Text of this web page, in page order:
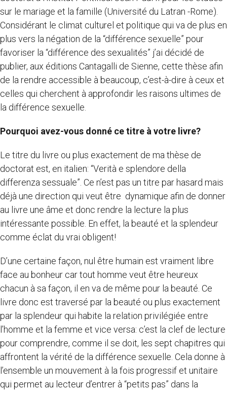
sur le mariage et la famille (Université du Latran -Rome).
Considérant le climat culturel et politique qui va de plus en
plus vers la négation de la “différence sexuelle” pour
favoriser la “différence des sexualités” j’ai décidé de
publier, aux éditions Cantagalli de Sienne, cette thèse afin
de la rendre accessible à beaucoup, c’est-à-dire à ceux et
celles qui cherchent à approfondir les raisons ultimes de
la différence sexuelle.
Pourquoi avez-vous donné ce titre à votre livre?
Le titre du livre ou plus exactement de ma thèse de
doctorat est, en italien: “Verità e splendore della
differenza sessuale”. Ce n’est pas un titre par hasard mais
déjà une direction qui veut être dynamique afin de donner
au livre une âme et donc rendre la lecture la plus
intéressante possible. En effet, la beauté et la splendeur
comme éclat du vrai obligent!
D’une certaine façon, nul être humain est vraiment libre
face au bonheur car tout homme veut être heureux
chacun à sa façon, il en va de même pour la beauté. Ce
livre donc est traversé par la beauté ou plus exactement
par la splendeur qui habite la relation privilégiée entre
l’homme et la femme et vice versa: c’est la clef de lecture
pour comprendre, comme il se doit, les sept chapitres qui
affrontent la vérité de la différence sexuelle. Cela donne à
l’ensemble un mouvement à la fois progressif et unitaire
qui permet au lecteur d’entrer à “petits pas” dans la